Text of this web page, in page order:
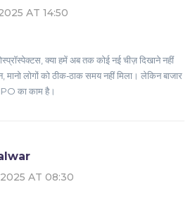
AT 14:50
क्या हमें अब तक कोई नई चीज़ दिखाने नहीं
मानो लोगों को ठीक‑ठाक समय नहीं मिला। लेकिन बाजार
IPO का काम है।
2025 AT 08:30